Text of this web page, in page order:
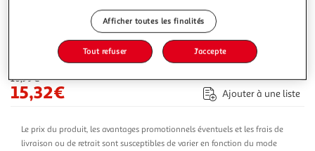
1001Jouets 16,99€
16,99€
15,32€
Ajouter au panier
Ajouter à une liste
Le prix du produit, les avantages promotionnels éventuels et les frais de
livraison ou de retrait sont susceptibles de varier en fonction du mode
Afficher toutes les finalités
Tout refuser J'accepte